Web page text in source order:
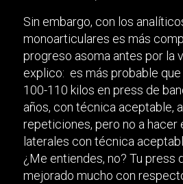
Sin embargo, con los
monoarticulares es más
progreso asoma antes por la
explico: es más probable
100-110 kilos en press de
años, con técnica aceptable,
repeticiones, pero no a hacer
laterales con técnica
¿Me entiendes, no? Tu press
mejorado mucho con